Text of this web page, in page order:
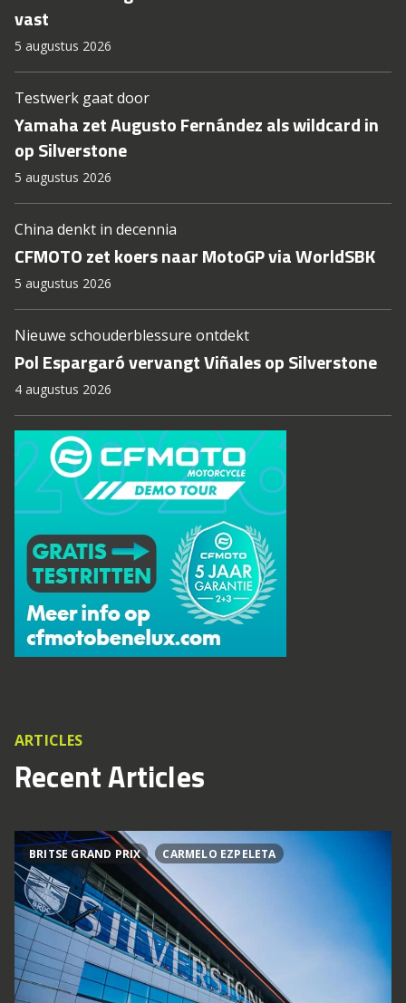
vast
5 augustus 2026
Testwerk gaat door
Yamaha zet Augusto Fernández als wildcard in
op Silverstone
5 augustus 2026
China denkt in decennia
CFMOTO zet koers naar MotoGP via WorldSBK
5 augustus 2026
Nieuwe schouderblessure ontdekt
Pol Espargaró vervangt Viñales op Silverstone
4 augustus 2026
ARTICLES
Recent Articles
BRITSE GRAND PRIX CARMELO EZPELETA